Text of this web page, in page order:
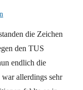
die Zeichen
den TUS
endlich die
allerdings sehr